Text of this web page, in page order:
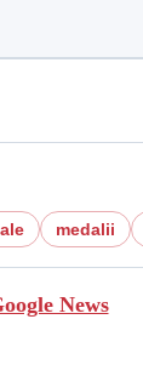
medalii
News